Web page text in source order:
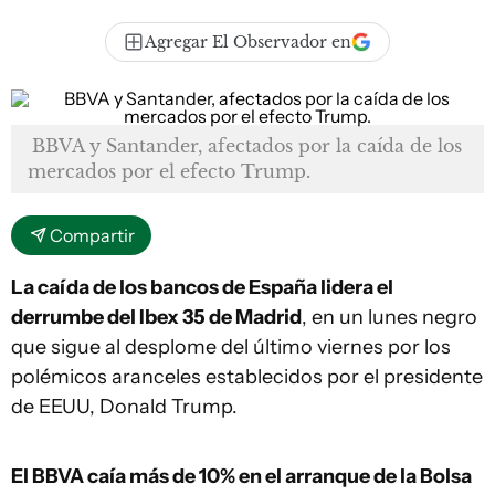
Agregar El Observador en
BBVA y Santander, afectados por la caída de los
mercados por el efecto Trump.
Compartir
La caída de los bancos de España lidera el
derrumbe del Ibex 35 de Madrid, en un lunes negro
que sigue al desplome del último viernes por los
polémicos aranceles establecidos por el presidente
de EEUU, Donald Trump.
El BBVA caía más de 10% en el arranque de la Bolsa